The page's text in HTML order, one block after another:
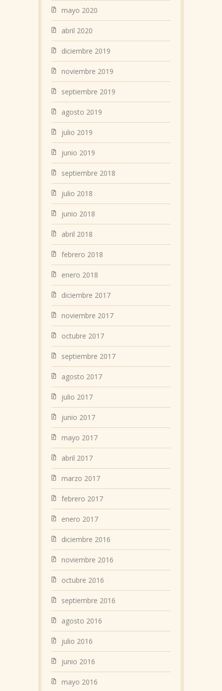
mayo 2020
abril 2020
diciembre 2019
noviembre 2019
septiembre 2019
agosto 2019
julio 2019
junio 2019
septiembre 2018
julio 2018
junio 2018
abril 2018
febrero 2018
enero 2018
diciembre 2017
noviembre 2017
octubre 2017
septiembre 2017
agosto 2017
julio 2017
junio 2017
mayo 2017
abril 2017
marzo 2017
febrero 2017
enero 2017
diciembre 2016
noviembre 2016
octubre 2016
septiembre 2016
agosto 2016
julio 2016
junio 2016
mayo 2016